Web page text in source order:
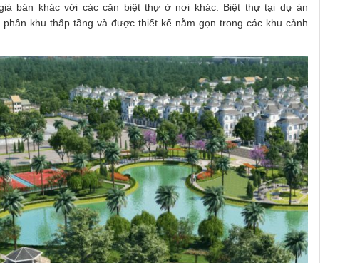
bán khác với các căn biệt thự ở nơi khác. Biệt thự tại dự án
khu thấp tầng và được thiết kế nằm gọn trong các khu cảnh